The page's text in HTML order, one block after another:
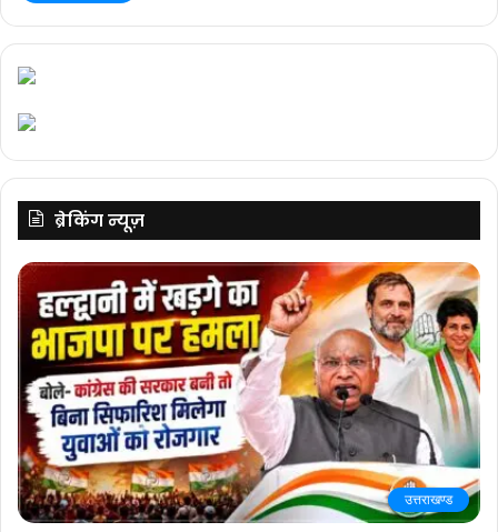
ब्रेकिंग न्यूज़
उत्तराखण्ड